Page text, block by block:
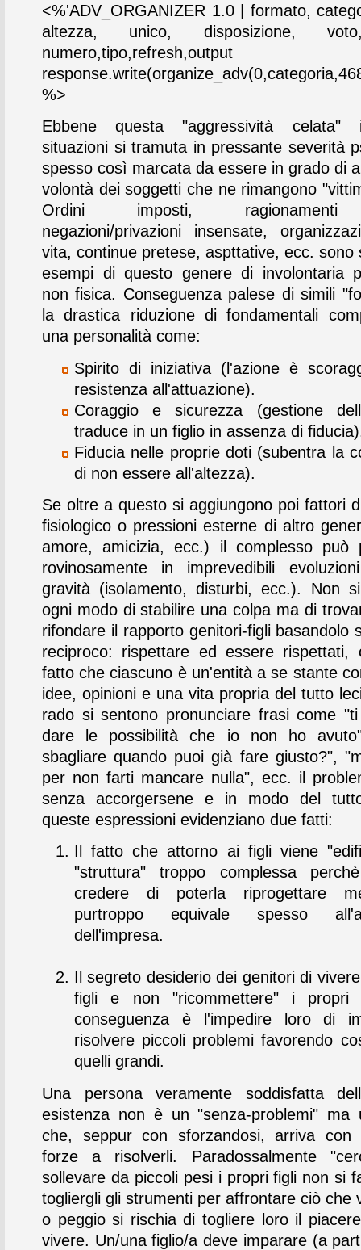
<%'ADV_ORGANIZER 1.0 | formato,
altezza, unico, disposizione,
numero,tipo,refresh,output
%>
Ebbene questa "aggressività celata"
situazioni si tramuta in pressante severità
spesso così marcata da essere in grado di
volontà dei soggetti che ne rimangono
Ordini imposti,
negazioni/privazioni insensate,
vita, continue pretese, aspttative, ecc. sono
esempi di questo genere di involontaria
non fisica. Conseguenza palese di simili
la drastica riduzione di fondamentali
una personalità come:
Spirito di iniziativa (l'azione è
resistenza all'attuazione).
Coraggio e sicurezza (gestione
traduce in un figlio in assenza di
Fiducia nelle proprie doti (subentra la
di non essere all'altezza).
Se oltre a questo si aggiungono poi fattori
fisiologico o pressioni esterne di altro
amore, amicizia, ecc.) il complesso può
rovinosamente in imprevedibili
gravità (isolamento, disturbi, ecc.). Non
ogni modo di stabilire una colpa ma di
rifondare il rapporto genitori-figli basandolo
reciproco: rispettare ed essere rispettati,
fatto che ciascuno è un'entità a se stante
idee, opinioni e una vita propria del tutto
rado si sentono pronunciare frasi come
dare le possibilità che io non ho
sbagliare quando puoi già fare giusto?",
per non farti mancare nulla", ecc. il
senza accorgersene e in modo del
queste espressioni evidenziano due fatti:
Il fatto che attorno ai figli viene
"struttura" troppo complessa
credere di poterla riprogettare
purtroppo equivale spesso
dell'impresa.
Il segreto desiderio dei genitori di
figli e non "ricommettere" i propri
conseguenza è l'impedire loro di
risolvere piccoli problemi favorendo
quelli grandi.
Una persona veramente soddisfatta
esistenza non è un "senza-problemi" ma
che, seppur con sforzandosi, arriva con
forze a risolverli. Paradossalmente
sollevare da piccoli pesi i propri figli non si
togliergli gli strumenti per affrontare ciò che
o peggio si rischia di togliere loro il
vivere. Un/una figlio/a deve imparare (a